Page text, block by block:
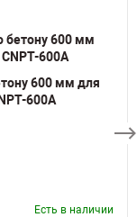
600 мм для
600A
Есть в наличии